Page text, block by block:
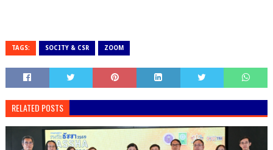
TAGS: SOCITY & CSR ZOOM
RELATED POSTS